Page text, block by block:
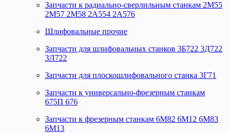
Запчасти к радиально-сверлильным станкам 2М55
2М57 2М58 2А554 2А576
Шлифовальные прочие
Запчасти для шлифовальных станков 3Б722 3Д722
3Л722
Запчасти для плоскошлифовального станка 3Г71
Запчасти к универсально-фрезерным станкам
675П 676
Запчасти к фрезерным станкам 6М82 6М12 6М83
6М13